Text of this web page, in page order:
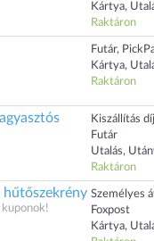
Kártya,
Raktáron
Futár,
Kártya,
Raktáron
Kiszállítás
Futár
Utalás,
Raktáron
hűtőszekrény Személyes
Foxpost
Kártya,